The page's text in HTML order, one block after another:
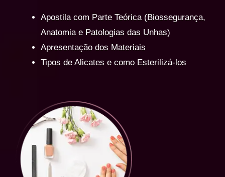
Apostila com Parte Teórica (Biossegurança,
Anatomia e Patologias das Unhas)
Apresentação dos Materiais
Tipos de Alicates e como Esterilizá-los